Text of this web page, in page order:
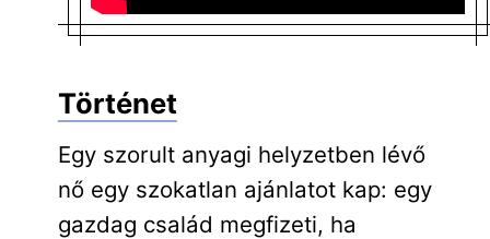
Történet
Egy szorult anyagi helyzetben lévő
nő egy szokatlan ajánlatot kap: egy
gazdag család megfizeti, ha